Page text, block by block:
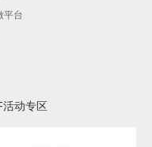
平台
动专区